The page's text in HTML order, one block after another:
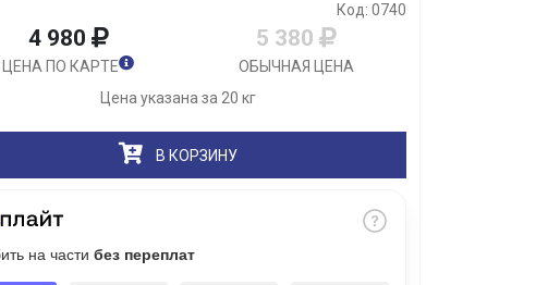
Код: 0740
4 980
ЦЕНА ПО КАРТЕ
5 380
ОБЫЧНАЯ ЦЕНА
Цена указана за 20 кг
В КОРЗИНУ
на части без переплат